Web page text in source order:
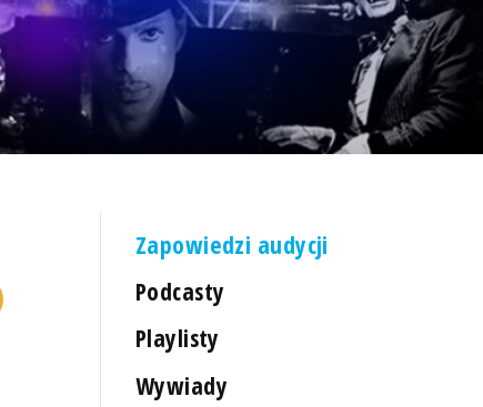
Zapowiedzi audycji
Podcasty
Playlisty
Wywiady